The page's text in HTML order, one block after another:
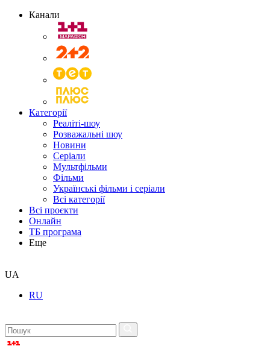
Канали
Категорії
Реаліті-шоу
Розважальні шоу
Новини
Серіали
Мультфільми
Фільми
Українські фільми і серіали
Всі категорії
Всі проєкти
Онлайн
ТБ програма
Еще
UA
RU